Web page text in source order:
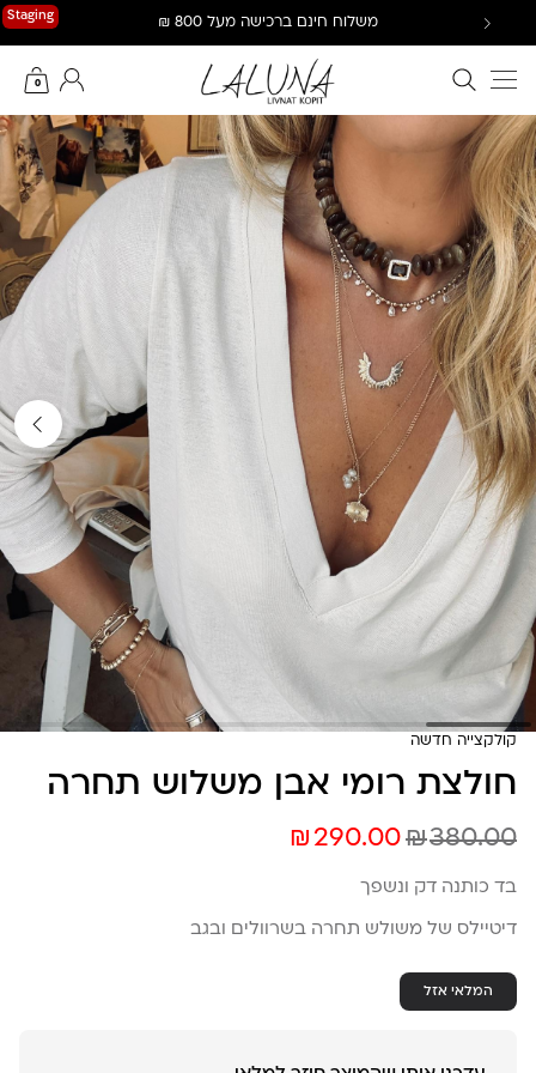
Staging משלוח חינם ברכישה מעל 800 ₪
חיפוש באתר
0
החשבון שלי
קולקצייה חדשה
חולצת רומי אבן משלוש תחרה
₪ 290.00₪380.00
בד כותנה דק ונשפך
דיטיילס של משולש תחרה בשרוולים ובגב
המלאי אזל